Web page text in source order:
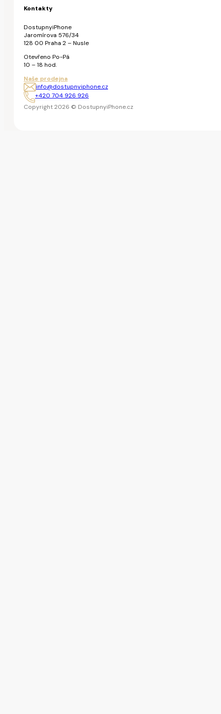
Kontakty
DostupnyiPhone
Jaromírova 576/34
128 00 Praha 2 – Nusle
Otevřeno Po-Pá
10 – 18 hod.
Naše prodejna
info@dostupnyiphone.cz
+420 704 926 926
Copyright 2026 © DostupnyiPhone.cz